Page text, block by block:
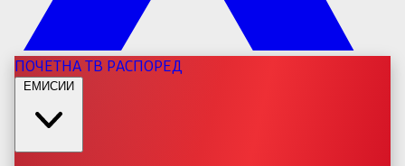
ПОЧЕТНАТВ РАСПОРЕД
ЕМИСИИ